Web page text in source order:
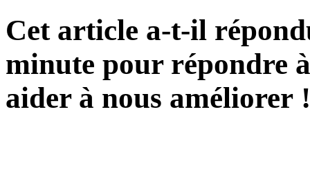
Cet article a-t-il
minute pour répondre
aider à nous améliorer !